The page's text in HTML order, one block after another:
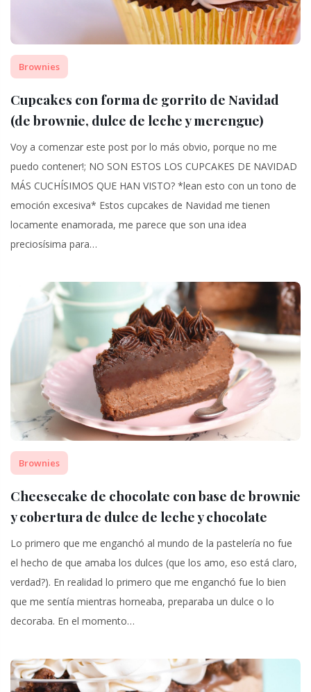
Brownies
Cupcakes con forma de gorrito de Navidad
(de brownie, dulce de leche y merengue)
Voy a comenzar este post por lo más obvio, porque no me
puedo contener!; NO SON ESTOS LOS CUPCAKES DE NAVIDAD
MÁS CUCHÍSIMOS QUE HAN VISTO? *lean esto con un tono de
emoción excesiva* Estos cupcakes de Navidad me tienen
locamente enamorada, me parece que son una idea
preciosísima para…
Brownies
Cheesecake de chocolate con base de brownie
y cobertura de dulce de leche y chocolate
Lo primero que me enganchó al mundo de la pastelería no fue
el hecho de que amaba los dulces (que los amo, eso está claro,
verdad?). En realidad lo primero que me enganchó fue lo bien
que me sentía mientras horneaba, preparaba un dulce o lo
decoraba. En el momento…